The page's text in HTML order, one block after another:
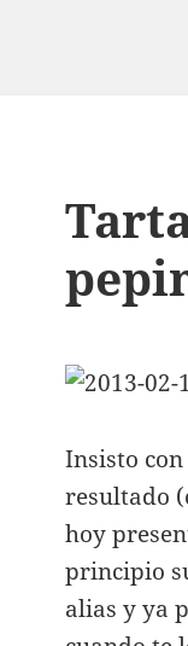
Insisto
resultado
hoy
principio
alias y ya